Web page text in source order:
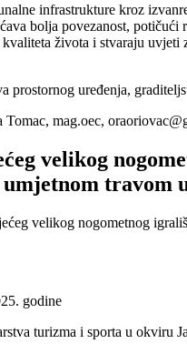
infrastrukture kroz
bolja povezanost,
života i stvaraju
prostornog uređenja,
Tomac, mag.oec,
velikog
travom
velikog nogometnog
godine
turizma i sporta u okviru